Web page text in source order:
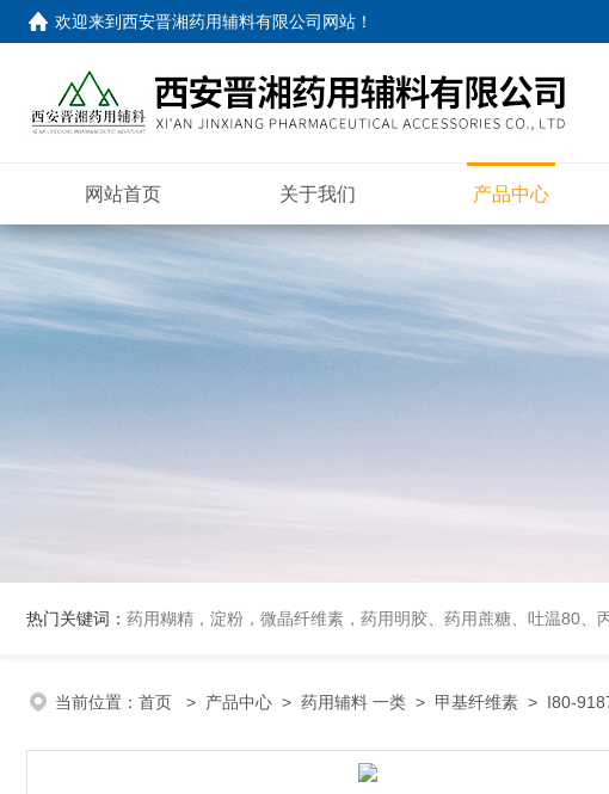
欢迎来到西安晋湘药用辅料有限公司网站 ！
网站首页 关于我们 产品中心
热门关键词： 药用糊精，淀粉，微晶纤维素，药用明胶、药用蔗糖、吐温80、丙二醇、冰醋酸、泊洛沙姆、乳膏基质、药用淀粉、药用糊精、硬脂酸镁、聚丙烯酸树脂系列、羧甲基淀粉钠、羧甲基纤维素钠、可溶性淀粉、甘露醇、羟丙纤维素、羟丙
当前位置： 首页 > 产品中心 > 药用辅料 一类 > 甲基纤维素 > I80-